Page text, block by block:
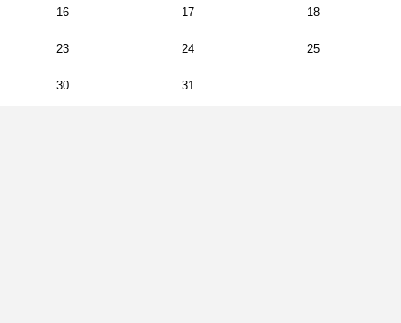
16 17 18
23 24 25
30 31